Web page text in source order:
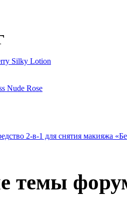
Silky Lotion
Nude Rose
2-в-1 для снятия макияжа
темы